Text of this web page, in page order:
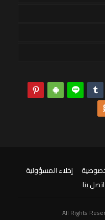
إخلاء المسؤولية
اتصل بنا